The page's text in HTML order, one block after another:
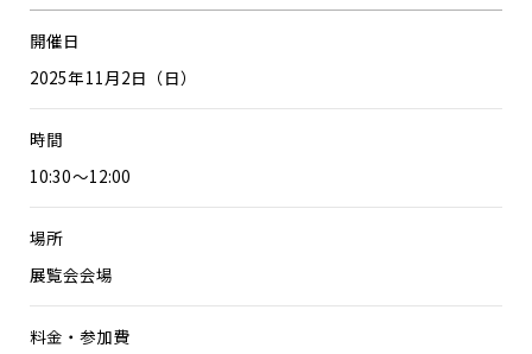
開催日
2025年11月2日（日）
時間
10:30～12:00
場所
展覧会会場
料金・参加費